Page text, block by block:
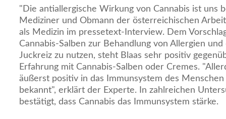
"Die antiallergische Wirkung von Cannabis ist uns
Mediziner und Obmann der österreichischen
als Medizin im pressetext-Interview. Dem
Cannabis-Salben zur Behandlung von Allergien
Juckreiz zu nutzen, steht Blaas sehr positiv
Erfahrung mit Cannabis-Salben oder Cremes.
äußerst positiv in das Immunsystem des
bekannt", erklärt der Experte. In zahlreichen
bestätigt, dass Cannabis das Immunsystem stärke.